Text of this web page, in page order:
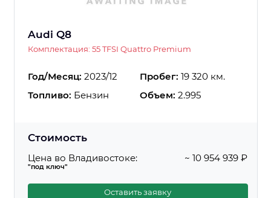
Audi Q8
Комплектация: 55 TFSI Quattro Premium
Год/Месяц: 2023/12 Пробег: 19 320 км.
Топливо: Бензин Объем: 2.995
Стоимость
Цена во Владивостоке:
"под ключ"
~ 10 954 939 ₽
Оставить заявку